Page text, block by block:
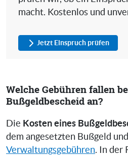
macht. Kostenlos und
Jetzt Einspruch prüfen
Welche Gebühren fallen
Bußgeldbescheid an?
Die Kosten eines
dem angesetzten Bußgeld
Verwaltungsgebühren. In der